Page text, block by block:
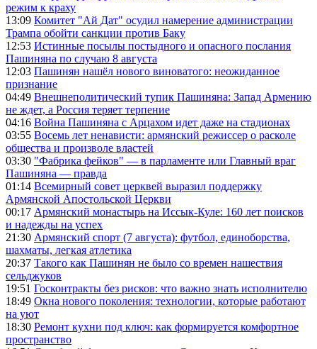
режим к краху
13:09 Комитет "Ай Дат" осудил намерение администрации
Трампа обойти санкции против Баку
12:53 Истинные посылы постыдного и опасного послания
Пашиняна по случаю 8 августа
12:03 Пашинян нашёл нового виноватого: неожиданное
признание
04:49 Внешнеполитический тупик Пашиняна: Запад Армению
не ждет, а Россия теряет терпение
04:16 Война Пашиняна с Арцахом идет даже на стадионах
03:55 Восемь лет ненависти: армянский режиссер о расколе
общества и произволе властей
03:30 "Фабрика фейков" — в парламенте или Главный враг
Пашиняна — правда
01:14 Всемирный совет церквей выразил поддержку
Армянской Апостольской Церкви
00:17 Армянский монастырь на Иссык-Куле: 160 лет поисков
и надежды на успех
21:30 Армянский спорт (7 августа): футбол, единоборства,
шахматы, легкая атлетика
20:37 Такого как Пашинян не было со времен нашествия
сельджуков
19:51 Госконтракты без рисков: что важно знать исполнителю
18:49 Окна нового поколения: технологии, которые работают
на уют
18:30 Ремонт кухни под ключ: как формируется комфортное
пространство